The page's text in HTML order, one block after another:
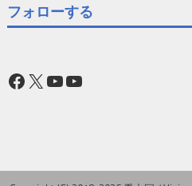
フォローする
Facebook
X YouTube
YouTube